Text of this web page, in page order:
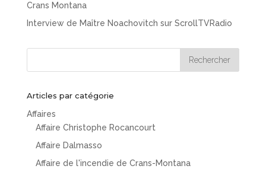
Crans Montana
Interview de Maître Noachovitch sur ScrollTVRadio
Articles par catégorie
Affaires
Affaire Christophe Rocancourt
Affaire Dalmasso
Affaire de l'incendie de Crans-Montana